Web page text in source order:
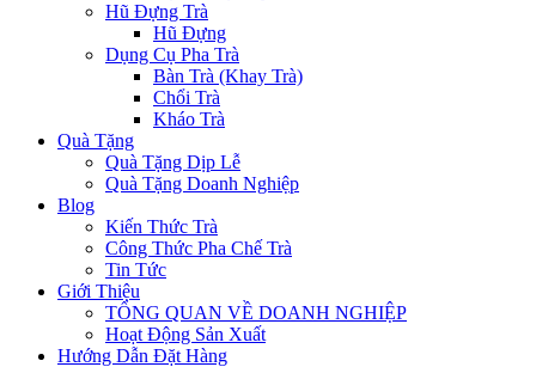
Hũ Đựng Trà
Hũ Đựng
Dụng Cụ Pha Trà
Bàn Trà (Khay Trà)
Chổi Trà
Kháo Trà
Quà Tặng
Quà Tặng Dịp Lễ
Quà Tặng Doanh Nghiệp
Blog
Kiến Thức Trà
Công Thức Pha Chế Trà
Tin Tức
Giới Thiệu
TỔNG QUAN VỀ DOANH NGHIỆP
Hoạt Động Sản Xuất
Hướng Dẫn Đặt Hàng